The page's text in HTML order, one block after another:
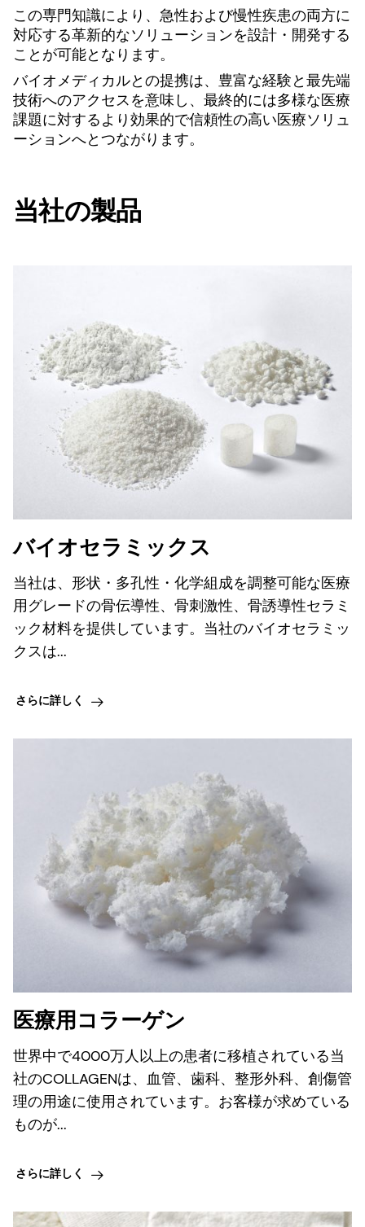
この専門知識により、急性および慢性疾患の両方に
対応する革新的なソリューションを設計・開発する
ことが可能となります。
バイオメディカルとの提携は、豊富な経験と最先端
技術へのアクセスを意味し、最終的には多様な医療
課題に対するより効果的で信頼性の高い医療ソリュ
ーションへとつながります。
当社の製品
バイオセラミックス
当社は、形状・多孔性・化学組成を調整可能な医療
用グレードの骨伝導性、骨刺激性、骨誘導性セラミ
ック材料を提供しています。当社のバイオセラミッ
クスは...
さらに詳しく
医療用コラーゲン
世界中で4000万人以上の患者に移植されている当
社のCOLLAGENは、血管、歯科、整形外科、創傷管
理の用途に使用されています。お客様が求めている
ものが...
さらに詳しく